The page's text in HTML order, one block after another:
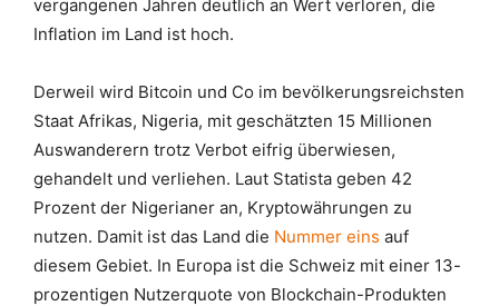
vergangenen Jahren deutlich an Wert verloren, die
Inflation im Land ist hoch.
Derweil wird Bitcoin und Co im bevölkerungsreichsten
Staat Afrikas, Nigeria, mit geschätzten 15 Millionen
Auswanderern trotz Verbot eifrig überwiesen,
gehandelt und verliehen. Laut Statista geben 42
Prozent der Nigerianer an, Kryptowährungen zu
nutzen. Damit ist das Land die Nummer eins auf
diesem Gebiet. In Europa ist die Schweiz mit einer 13-
prozentigen Nutzerquote von Blockchain-Produkten